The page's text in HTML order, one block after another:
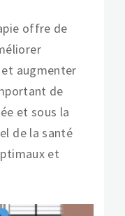
offre de
et augmenter
de
et sous la
de la santé
et